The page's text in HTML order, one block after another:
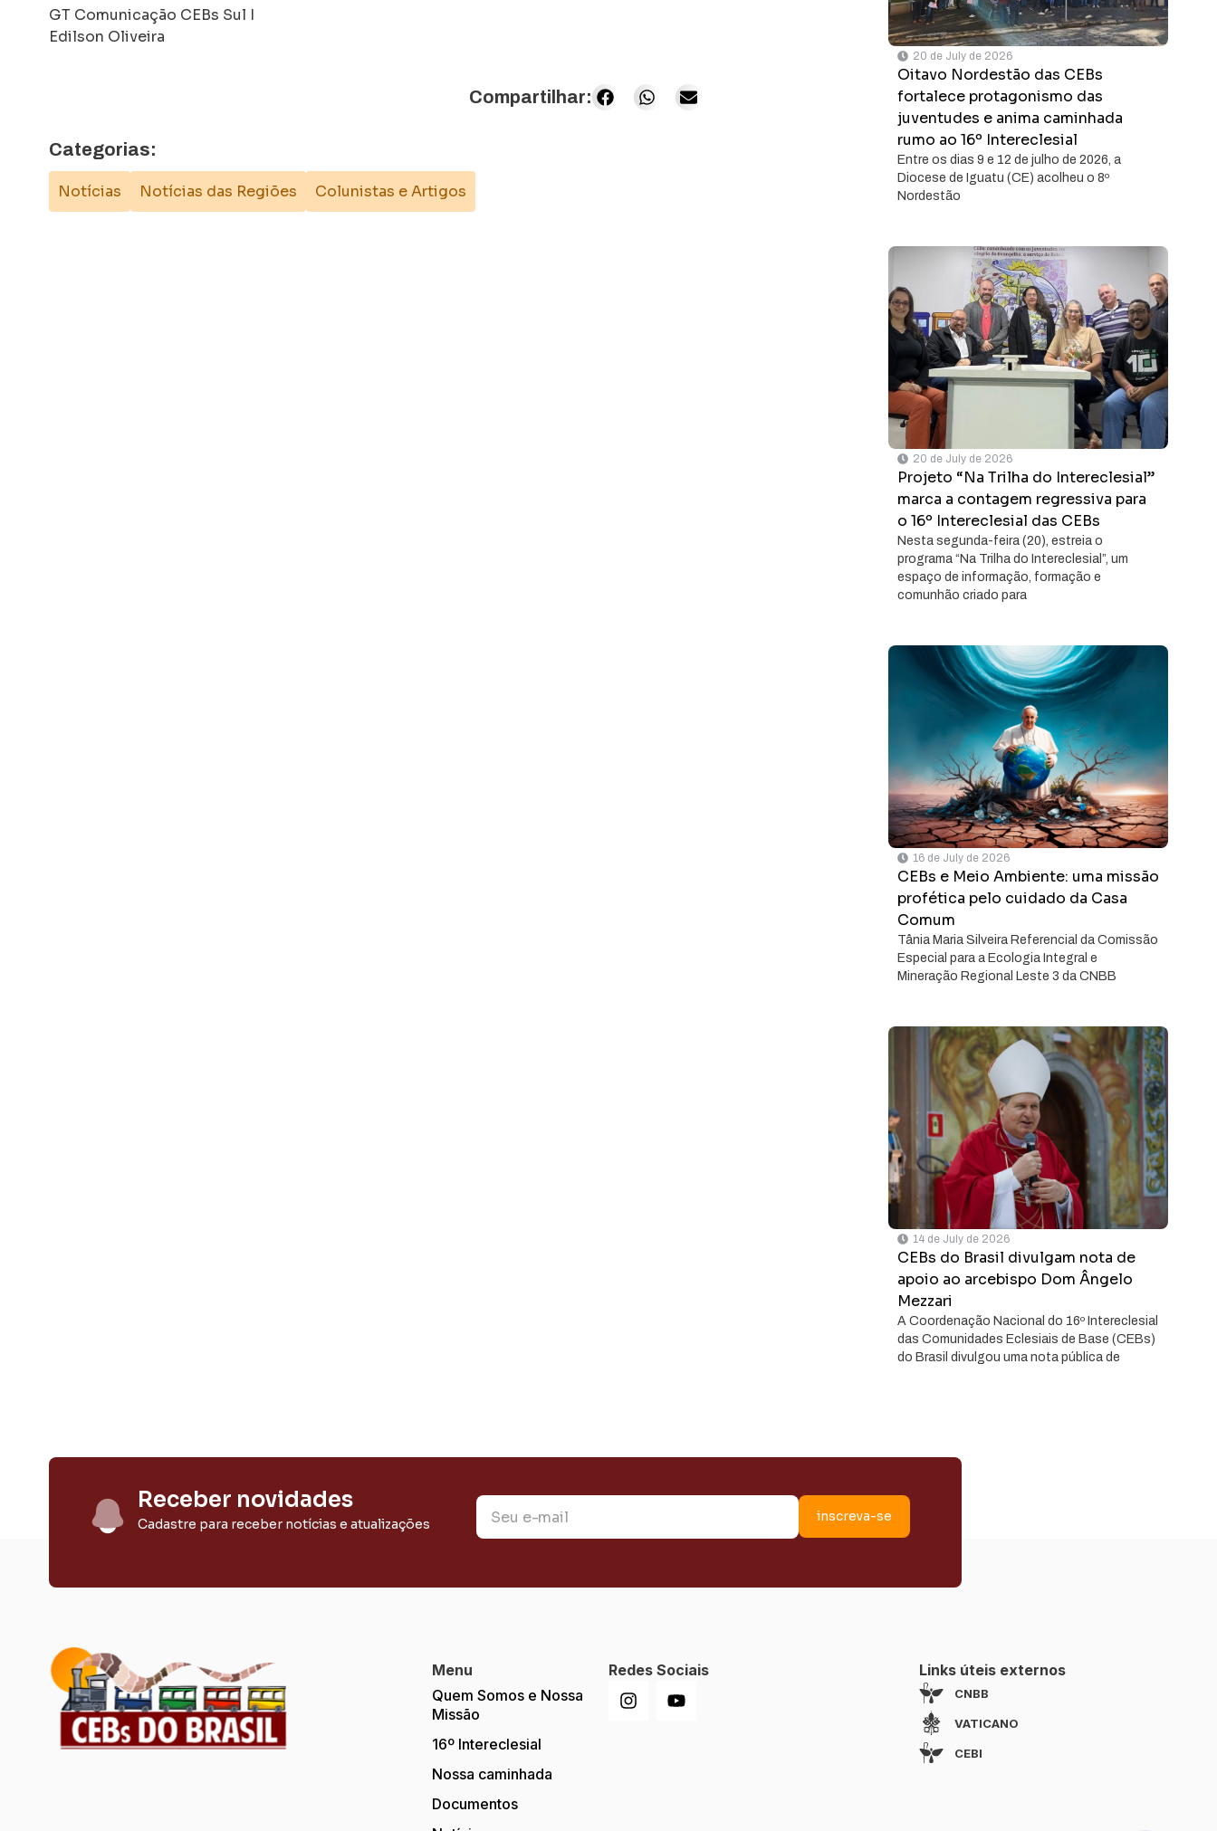
GT Comunicação CEBs Sul I
Edilson Oliveira
Compartilhar:
Categorias:
Notícias Notícias das Regiões Colunistas e Artigos
20 de July de 2026
Oitavo Nordestão das CEBs
fortalece protagonismo das
juventudes e anima caminhada
rumo ao 16º Intereclesial
Entre os dias 9 e 12 de julho de 2026, a
Diocese de Iguatu (CE) acolheu o 8º
Nordestão
20 de July de 2026
Projeto “Na Trilha do Intereclesial”
marca a contagem regressiva para
o 16º Intereclesial das CEBs
Nesta segunda-feira (20), estreia o
programa “Na Trilha do Intereclesial”, um
espaço de informação, formação e
comunhão criado para
16 de July de 2026
CEBs e Meio Ambiente: uma missão
profética pelo cuidado da Casa
Comum
Tânia Maria Silveira Referencial da Comissão
Especial para a Ecologia Integral e
Mineração Regional Leste 3 da CNBB
14 de July de 2026
CEBs do Brasil divulgam nota de
apoio ao arcebispo Dom Ângelo
Mezzari
A Coordenação Nacional do 16º Intereclesial
das Comunidades Eclesiais de Base (CEBs)
do Brasil divulgou uma nota pública de
Receber novidades
Cadastre para receber notícias e atualizações
Menu
Quem Somos e Nossa
Missão
16º Intereclesial
Nossa caminhada
Documentos
Redes Sociais Links úteis externos
CNBB
VATICANO
CEBI